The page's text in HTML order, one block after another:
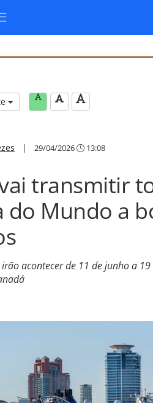
| 29/04/2026 13:08
transmitir
do Mundo a
acontecer de 11 de junho a